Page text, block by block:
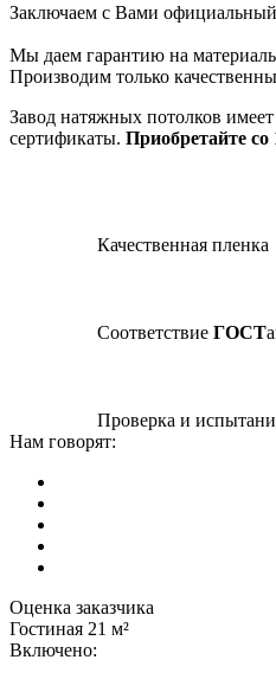
Заключаем с Вами
Мы даем гарантию на
Производим только
Завод натяжных потолков
сертификаты. Приобретайте со
Качественная пленка
Соответствие ГОСТ
Проверка и
Нам говорят:
Оценка заказчика
Гостиная 21 м²
Включено: